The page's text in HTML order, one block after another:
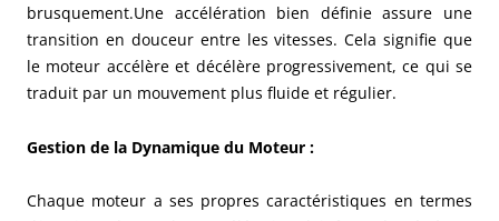
brusquement.Une accélération bien définie assure une
transition en douceur entre les vitesses. Cela signifie que
le moteur accélère et décélère progressivement, ce qui se
traduit par un mouvement plus fluide et régulier.
Gestion de la Dynamique du Moteur :
Chaque moteur a ses propres caractéristiques en termes